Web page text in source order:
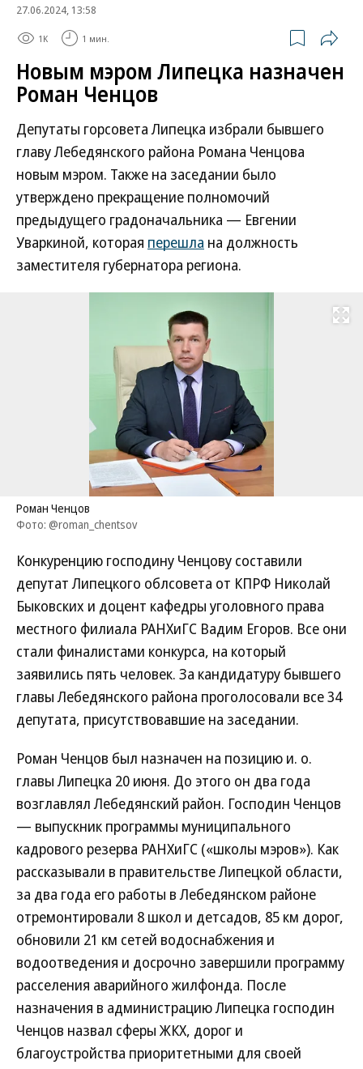
27.06.2024, 13:58
1K 1 мин.
Новым мэром Липецка назначен
Роман Ченцов
Депутаты горсовета Липецка избрали бывшего
главу Лебедянского района Романа Ченцова
новым мэром. Также на заседании было
утверждено прекращение полномочий
предыдущего градоначальника — Евгении
Уваркиной, которая перешла на должность
заместителя губернатора региона.
Развернуть
Роман Ченцов
Фото: @roman_chentsov
Конкуренцию господину Ченцову составили
депутат Липецкого облсовета от КПРФ Николай
Быковских и доцент кафедры уголовного права
местного филиала РАНХиГС Вадим Егоров. Все они
стали финалистами конкурса, на который
заявились пять человек. За кандидатуру бывшего
главы Лебедянского района проголосовали все 34
депутата, присутствовавшие на заседании.
Роман Ченцов был назначен на позицию и. о.
главы Липецка 20 июня. До этого он два года
возглавлял Лебедянский район. Господин Ченцов
— выпускник программы муниципального
кадрового резерва РАНХиГС («школы мэров»). Как
рассказывали в правительстве Липецкой области,
за два года его работы в Лебедянском районе
отремонтировали 8 школ и детсадов, 85 км дорог,
обновили 21 км сетей водоснабжения и
водоотведения и досрочно завершили программу
расселения аварийного жилфонда. После
назначения в администрацию Липецка господин
Ченцов назвал сферы ЖКХ, дорог и
благоустройства приоритетными для своей